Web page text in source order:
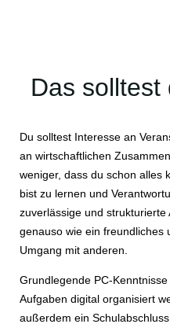
Das solltest
Du solltest Interesse an
an wirtschaftlichen
weniger, dass du schon alles
bist zu lernen und
zuverlässige und
genauso wie ein freundliches
Umgang mit anderen.
Grundlegende PC-
Aufgaben digital organisiert
außerdem ein